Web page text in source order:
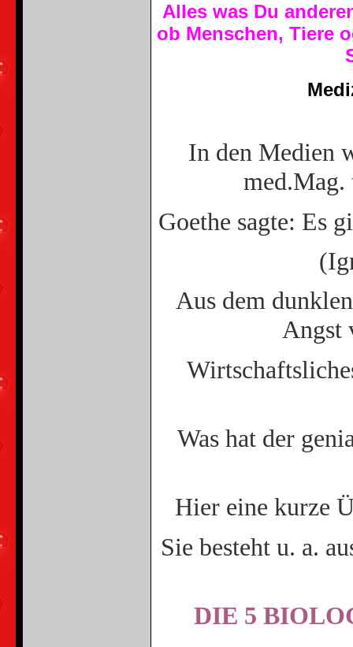
Alles was Du
ob Menschen, Tiere
In den Medien
med.Mag.
Goethe sagte: Es
Aus dem
Angst
Was hat der
Hier eine kurze
Sie besteht u. a.
DIE 5